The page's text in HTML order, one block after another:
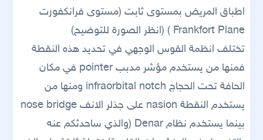
اطباق المريض بمستوى ثابت (مستوى فرانكفورت
Frankfort Plane ) (انظر الصورة للتوضيح)
تختلف انظمة القوس الوجهي في تحديد هذه النقطة
فمنها من يستخدم مؤشر مدبب pointer في مكان
الحافة تحت الحجاج infraorbital notch ومنها من
يستخدم النقطة nasion على جذلر الانف nose bridge
بينما يستخدم نظام Denar (والذي ساحدثكم عنه